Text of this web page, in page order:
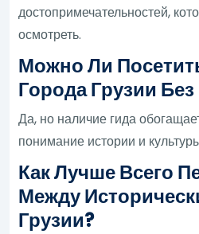
достопримечательностей,
осмотреть.
Можно Ли
Города Грузии
Да, но наличие гида
понимание истории и
Как Лучше Всего
Между
Грузии?